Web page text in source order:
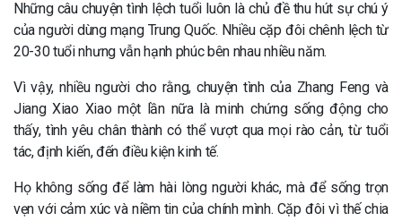
Những câu chuyện tình lệch tuổi luôn là chủ đề thu hút sự chú ý
của người dùng mạng Trung Quốc. Nhiều cặp đôi chênh lệch từ
20-30 tuổi nhưng vẫn hạnh phúc bên nhau nhiều năm.
Vì vậy, nhiều người cho rằng, chuyện tình của Zhang Feng và
Jiang Xiao Xiao một lần nữa là minh chứng sống động cho
thấy, tình yêu chân thành có thể vượt qua mọi rào cản, từ tuổi
tác, định kiến, đến điều kiện kinh tế.
Họ không sống để làm hài lòng người khác, mà để sống trọn
vẹn với cảm xúc và niềm tin của chính mình. Cặp đôi vì thế chia